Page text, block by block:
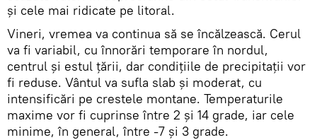
și cele mai ridicate pe litoral.
Vineri, vremea va continua să se încălzească. Cerul
va fi variabil, cu înnorări temporare în nordul,
centrul și estul țării, dar condițiile de precipitații vor
fi reduse. Vântul va sufla slab și moderat, cu
intensificări pe crestele montane. Temperaturile
maxime vor fi cuprinse între 2 și 14 grade, iar cele
minime, în general, între -7 și 3 grade.